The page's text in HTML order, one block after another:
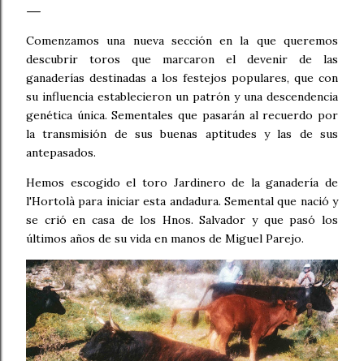
Comenzamos una nueva sección en la que queremos
descubrir toros que marcaron el devenir de las
ganaderías destinadas a los festejos populares, que con
su influencia establecieron un patrón y una descendencia
genética única. Sementales que pasarán al recuerdo por
la transmisión de sus buenas aptitudes y las de sus
antepasados.
Hemos escogido el toro Jardinero de la ganadería de
l'Hortolà para iniciar esta andadura. Semental que nació y
se crió en casa de los Hnos. Salvador y que pasó los
últimos años de su vida en manos de Miguel Parejo.